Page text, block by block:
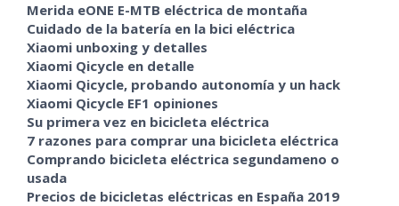
Merida eONE E-MTB eléctrica de montaña
Cuidado de la batería en la bici eléctrica
Xiaomi unboxing y detalles
Xiaomi Qicycle en detalle
Xiaomi Qicycle, probando autonomía y un hack
Xiaomi Qicycle EF1 opiniones
Su primera vez en bicicleta eléctrica
7 razones para comprar una bicicleta eléctrica
Comprando bicicleta eléctrica segundameno o
usada
Precios de bicicletas eléctricas en España 2019